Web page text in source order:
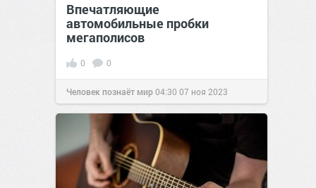
Впечатляющие
автомобильные пробки
мегаполисов
0 0
Человек познаёт мир04:30 07 ноя 2023